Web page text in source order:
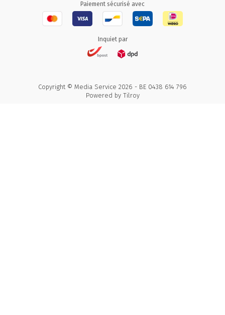
Paiement sécurisé avec
Inquiet par
Copyright © Media Service 2026 - BE 0438 614 796
Powered by Tilroy